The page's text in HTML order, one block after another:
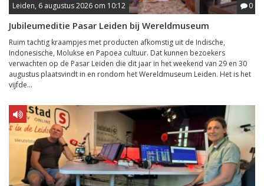
Leiden, 6 augustus 2026 om 10:12 0
Jubileumeditie Pasar Leiden bij Wereldmuseum
Ruim tachtig kraampjes met producten afkomstig uit de Indische,
Indonesische, Molukse en Papoea cultuur. Dat kunnen bezoekers
verwachten op de Pasar Leiden die dit jaar in het weekend van 29 en 30
augustus plaatsvindt in en rondom het Wereldmuseum Leiden. Het is het
vijfde...